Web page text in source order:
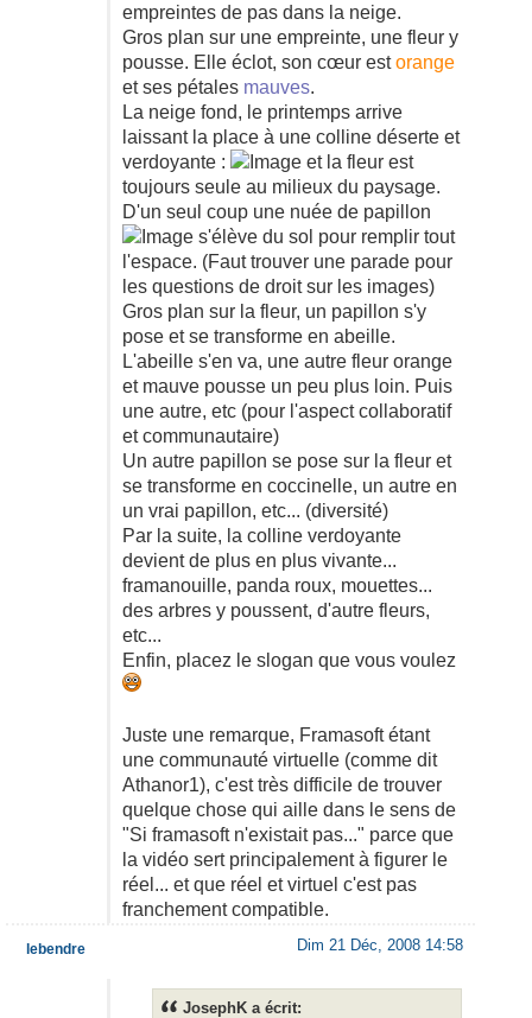
empreintes de pas dans la neige.
Gros plan sur une empreinte, une fleur y
pousse. Elle éclot, son cœur estorange
et ses pétales mauves.
La neige fond, le printemps arrive
laissant la place à une colline déserte et
verdoyante :
et la fleur est
toujours seule au milieux du paysage.
D'un seul coup une nuée de papillon
s'élève du sol pour remplir tout
l'espace. (Faut trouver une parade pour
les questions de droit sur les images)
Gros plan sur la fleur, un papillon s'y
pose et se transforme en abeille.
L'abeille s'en va, une autre fleur orange
et mauve pousse un peu plus loin. Puis
une autre, etc (pour l'aspect collaboratif
et communautaire)
Un autre papillon se pose sur la fleur et
se transforme en coccinelle, un autre en
un vrai papillon, etc... (diversité)
Par la suite, la colline verdoyante
devient de plus en plus vivante...
framanouille, panda roux, mouettes...
des arbres y poussent, d'autre fleurs,
etc...
Enfin, placez le slogan que vous voulez
Juste une remarque, Framasoft étant
une communauté virtuelle (comme dit
Athanor1), c'est très difficile de trouver
quelque chose qui aille dans le sens de
"Si framasoft n'existait pas..." parce que
la vidéo sert principalement à figurer le
réel... et que réel et virtuel c'est pas
franchement compatible.
Dim 21 Déc, 2008 14:58
JosephK a écrit:
lebendre